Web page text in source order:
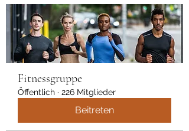
Fitnessgruppe
Öffentlich · 226 Mitglieder
Beitreten